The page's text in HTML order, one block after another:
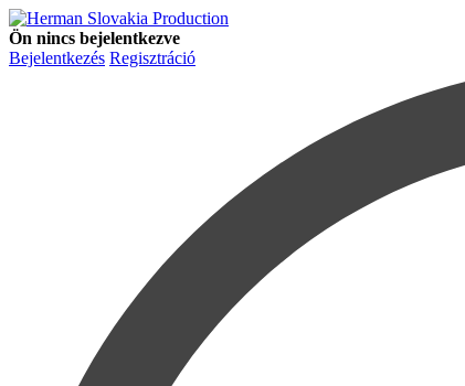
Ön nincs bejelentkezve
Bejelentkezés Regisztráció